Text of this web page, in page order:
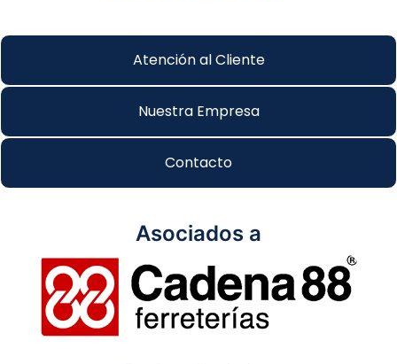
Atención al Cliente
Nuestra Empresa
Contacto
Asociados a